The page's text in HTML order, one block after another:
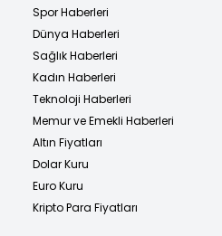
Spor Haberleri
Dünya Haberleri
Sağlık Haberleri
Kadın Haberleri
Teknoloji Haberleri
Memur ve Emekli Haberleri
Altın Fiyatları
Dolar Kuru
Euro Kuru
Kripto Para Fiyatları